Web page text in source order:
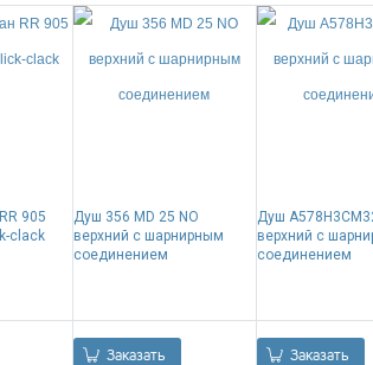
905
clack
Душ 356 MD 25 NO
верхний с шарнирным
соединением
Заказать
Душ
верхний с
соединением
Заказать